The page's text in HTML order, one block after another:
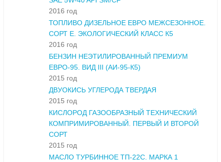
2016 год
ТОПЛИВО ДИЗЕЛЬНОЕ ЕВРО МЕЖСЕЗОННОЕ.
СОРТ Е. ЭКОЛОГИЧЕСКИЙ КЛАСС К5
2016 год
БЕНЗИН НЕЭТИЛИРОВАННЫЙ ПРЕМИУМ
ЕВРО-95. ВИД III (АИ-95-К5)
2015 год
ДВУОКИСЬ УГЛЕРОДА ТВЕРДАЯ
2015 год
КИСЛОРОД ГАЗООБРАЗНЫЙ ТЕХНИЧЕСКИЙ
КОМПРИМИРОВАННЫЙ. ПЕРВЫЙ И ВТОРОЙ
СОРТ
2015 год
МАСЛО ТУРБИННОЕ ТП-22С. МАРКА 1